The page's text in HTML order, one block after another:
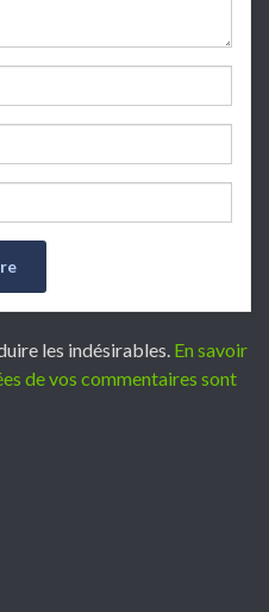
les indésirables. En savoir
de vos commentaires sont